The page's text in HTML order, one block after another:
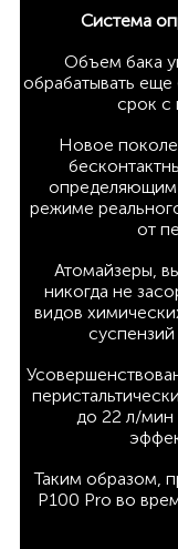
Система
Объем бака
обрабатывать
срок с
Новое
определяющим
режиме
от
Атомайзеры,
никогда не
видов
до 22 л/мин
Таким образом,
P100 Pro во